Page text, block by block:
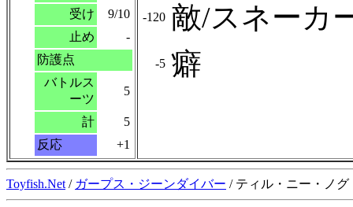
受け
9/10
止め
-
防護点
バトルス
ーツ
5
計
5
反応
+1
-120 敵/スネーカ
-5 癖
Toyfish.Net / ガープス・ジーンダイバー / ティル・ニー・ノグ